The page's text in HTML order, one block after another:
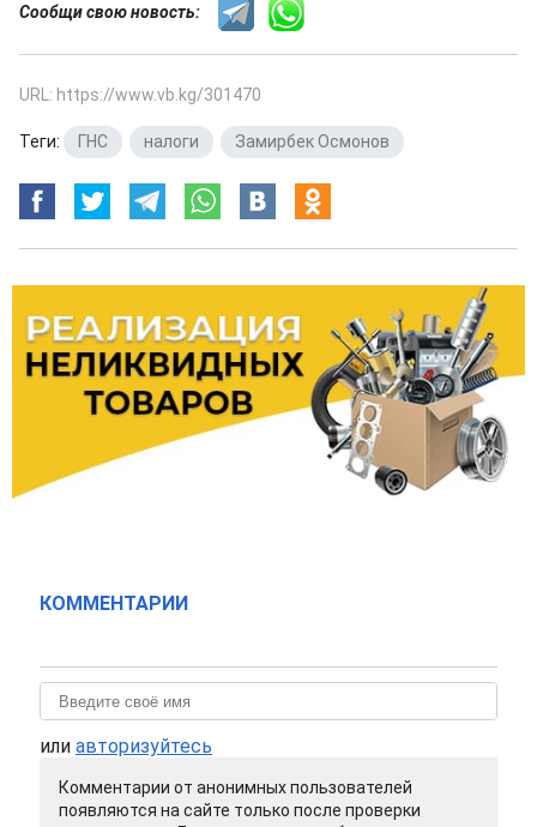
Сообщи свою новость:
URL: https://www.vb.kg/301470
Теги: ГНС налоги Замирбек Осмонов
КОММЕНТАРИИ
или авторизуйтесь
Комментарии от анонимных пользователей
появляются на сайте только после проверки